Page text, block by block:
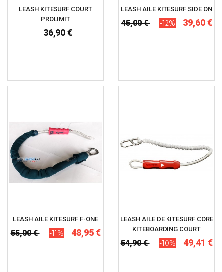
LEASH KITESURF COURT
PROLIMIT
36,90 €
LEASH AILE KITESURF SIDE ON
45,00 € -12% 39,60 €
LEASH AILE KITESURF F-ONE
55,00 € -11% 48,95 €
LEASH AILE DE KITESURF CORE
KITEBOARDING COURT
54,90 € -10% 49,41 €